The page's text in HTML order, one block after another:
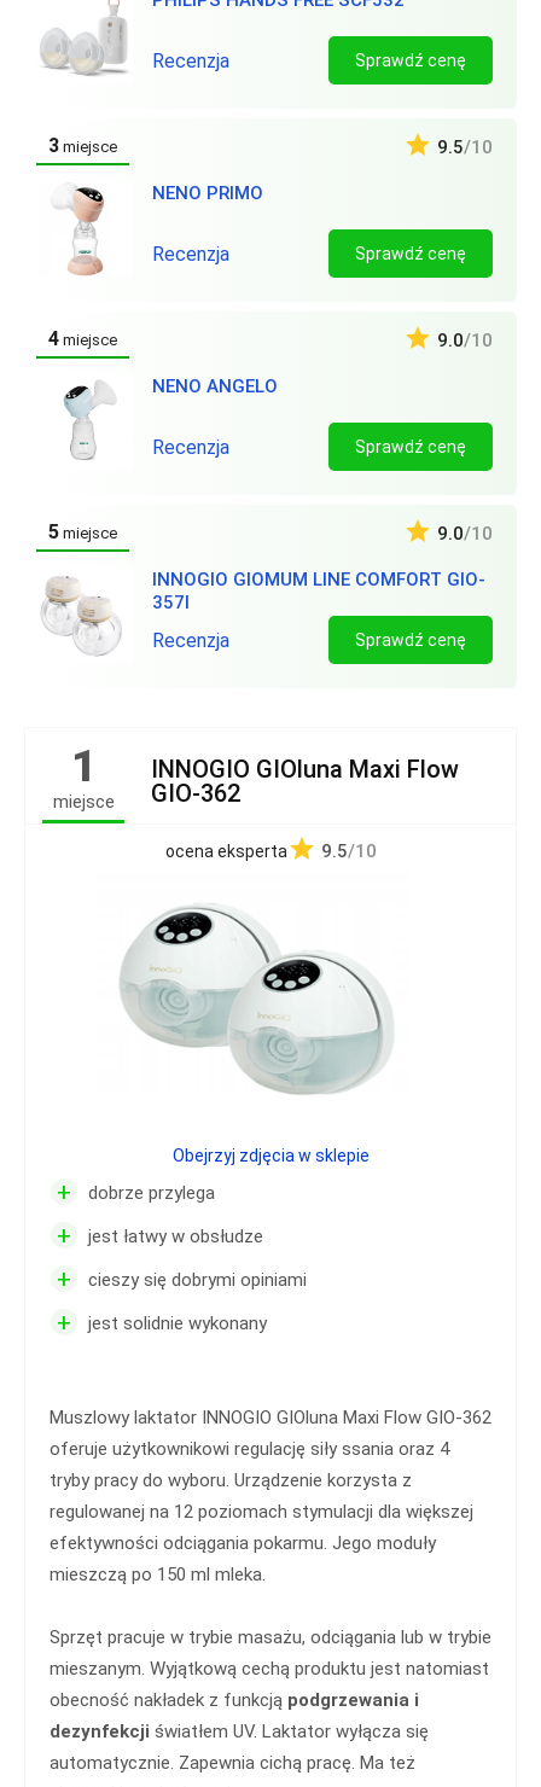
Recenzja Sprawdź cenę
3 miejsce
NENO PRIMO
9.5/10
Recenzja Sprawdź cenę
4 miejsce
NENO ANGELO
9.0/10
Recenzja Sprawdź cenę
5 miejsce
INNOGIO GIOMUM LINE COMFORT GIO-
357I
9.0/10
Recenzja Sprawdź cenę
1
miejsce
INNOGIO GIOluna Maxi Flow
GIO-362
ocena eksperta 9.5/10
+ dobrze przylega
+ jest łatwy w obsłudze
+ cieszy się dobrymi opiniami
+ jest solidnie wykonany
Muszlowy laktator INNOGIO GIOluna Maxi Flow GIO-362
oferuje użytkownikowi regulację siły ssania oraz 4
tryby pracy do wyboru. Urządzenie korzysta z
regulowanej na 12 poziomach stymulacji dla większej
efektywności odciągania pokarmu. Jego moduły
mieszczą po 150 ml mleka.
Sprzęt pracuje w trybie masażu, odciągania lub w trybie
mieszanym. Wyjątkową cechą produktu jest natomiast
obecność nakładek z funkcją podgrzewania i
dezynfekcji światłem UV. Laktator wyłącza się
automatycznie. Zapewnia cichą pracę. Ma też
Obejrzyj zdjęcia w sklepie